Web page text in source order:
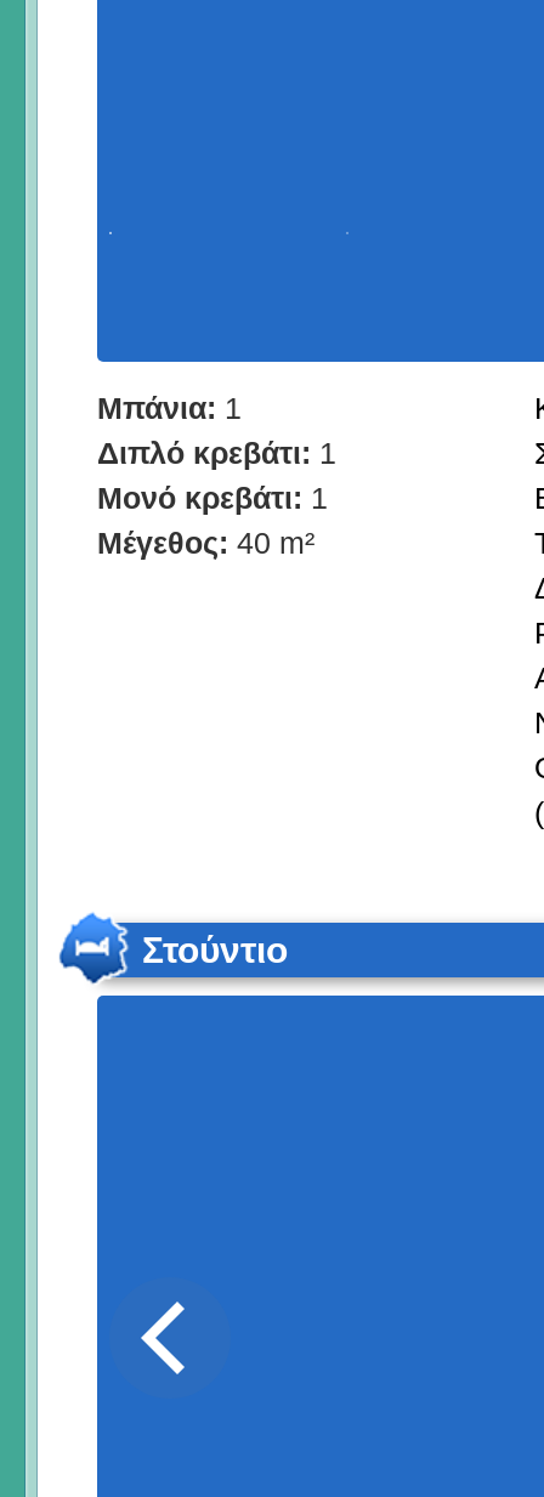
Μπάνια: 1
Διπλό κρεβάτι: 1
Μονό κρεβάτι: 1
Μέγεθος: 40 m²
Στούντιο